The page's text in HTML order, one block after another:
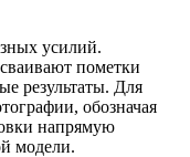
усилий.
пометки
результаты. Для
обозначая
напрямую
модели.